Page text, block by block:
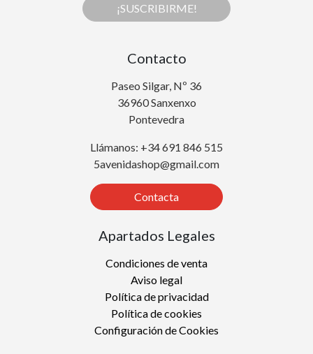
¡SUSCRIBIRME!
Contacto
Paseo Silgar, Nº 36
36960 Sanxenxo
Pontevedra
Llámanos: +34 691 846 515
5avenidashop@gmail.com
Contacta
Apartados Legales
Condiciones de venta
Aviso legal
Política de privacidad
Política de cookies
Configuración de Cookies